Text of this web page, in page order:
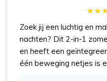
Zoek jij een luchtig en
nachten? Dit 2-in-1
en heeft een
één beweging netjes is